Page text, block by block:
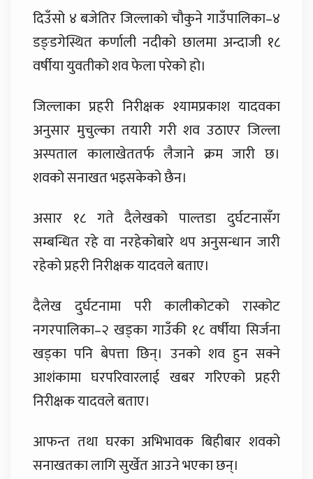
दिउँसो ४ बजेतिर जिल्लाको चौकुने गाउँपालिका–४
डङ्डगेस्थित कर्णाली नदीको छालमा अन्दाजी १८
वर्षीया युवतीको शव फेला परेको हो।
जिल्लाका प्रहरी निरीक्षक श्यामप्रकाश यादवका
अनुसार मुचुल्का तयारी गरी शव उठाएर जिल्ला
अस्पताल कालाखेततर्फ लैजाने क्रम जारी छ।
शवको सनाखत भइसकेको छैन।
असार १८ गते दैलेखको पाल्तडा दुर्घटनासँग
सम्बन्धित रहे वा नरहेकोबारे थप अनुसन्धान जारी
रहेको प्रहरी निरीक्षक यादवले बताए।
दैलेख दुर्घटनामा परी कालीकोटको रास्कोट
नगरपालिका–२ खड्का गाउँकी १८ वर्षीया सिर्जना
खड्का पनि बेपत्ता छिन्। उनको शव हुन सक्ने
आशंकामा घरपरिवारलाई खबर गरिएको प्रहरी
निरीक्षक यादवले बताए।
आफन्त तथा घरका अभिभावक बिहीबार शवको
सनाखतका लागि सुर्खेत आउने भएका छन्।